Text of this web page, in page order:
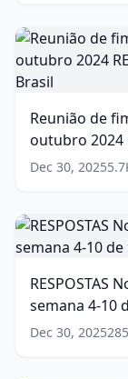
68,
Semana
22-
28
julho
2024 (14
Reunião
de
fim
semana
30
de
setembro-
de
outubro
2024
Estudo
de
sentinela
Reunião de
outubro 2024
JW Brasil (18
Dec 30, 2025
RESPOSTAS
Nossa
vida
Reunião
de
meio
de
RESPOSTAS
semana 4-10
Dec 30, 2025285